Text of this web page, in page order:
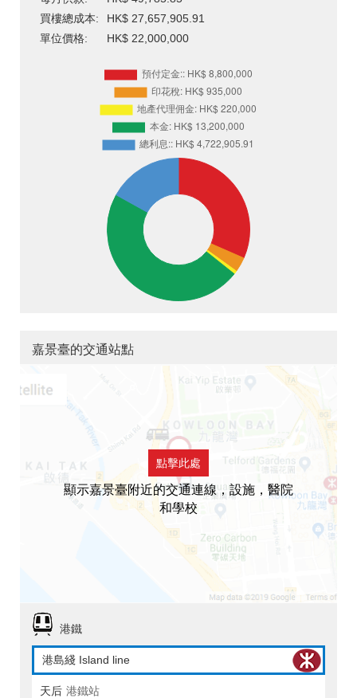
買樓總成本:
HK$ 27,657,905.91
單位價格:
HK$ 22,000,000
嘉景臺的交通站點
點擊此處
顯示嘉景臺附近的交通連線，設施，醫院
和學校
港鐵
港島綫 Island line
天后 港鐵站